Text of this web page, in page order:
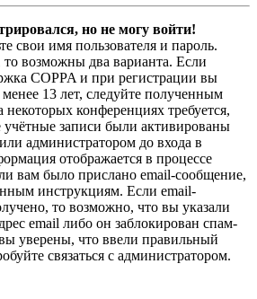
но не могу войти!
свои имя пользователя и пароль.
возможны два варианта. Если
COPPA и при регистрации вы
13 лет, следуйте полученным
конференциях требуется,
записи были активированы
администратором до входа в
отображается в процессе
вам было прислано email-сообщение,
инструкциям. Если email-
то возможно, что вы указали
email либо он заблокирован спам-
уверены, что ввели правильный
связаться с администратором.